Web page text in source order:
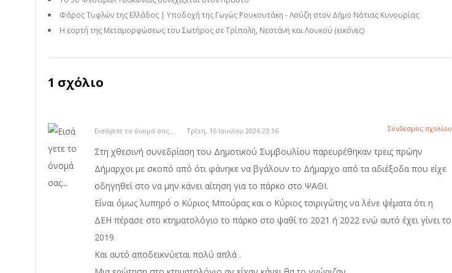
Φάρος Τυφλών της Ελλάδος | Υποδοχή της Γωγώς Ρουκουτάκη - Λούζη στον Δήμο Νότιας Κυνουρίας
Η εορτή της Μεταμορφώσεως του Σωτήρος σε Τρίπολη, Νεστάνη και Λουκού (εικόνες)
1 σχόλιο
Εισάγετε το όνομά σας... Τρίτη, 16 Ιουνίου 2026 23:16 Σύνδεσμος σχολίου
Στη χθεσινή συνεδρίαση του Δημοτικού Συμβουλίου παρευρέθηκαν τρεις πρώην
Δήμαρχοι με σκοπό από ότι φάνηκε να βγάλουν το Δήμαρχο από τα αδιέξοδα που είχε
οδηγηθεί στο να μην κάνει αίτηση για το πάρκο στο ΨΑΘΙ.
Είναι όμως λυπηρό ο Κύριος Μπούρας και ο Κύριος τσιριγώτης να λένε ψέματα ότι η
ΔΕΗ πέρασε στο κτηματολόγιο το πάρκο στο ψαθί το 2021 ή 2022 ενώ αυτό έχει γίνει το
2019.
Και αυτό αποδεικνύεται πολύ απλά .